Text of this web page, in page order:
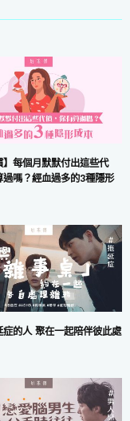
】每個月默默付出這些代
過嗎？經血過多的3種隱形
症的人 聚在一起陪伴彼此處